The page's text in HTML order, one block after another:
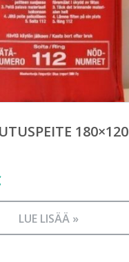
180×120
LUE LISÄÄ »